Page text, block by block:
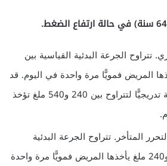
تتراوح الجرعة البدئية القياسية بين
يأخذها المريض فمويًّا مرة واحدة في اليوم. قد
يزيد الطبيب الجرعة تدريجيًّا لتتراوح بين 240 و540 ملغ تؤخذ
المتأخر. تتراوح الجرعة البدئية
القياسية بين 180 و240 ملغ يأخذها المريض فمويًّا مرة واحدة